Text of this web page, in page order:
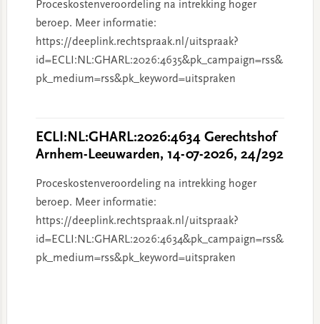
Proceskostenveroordeling na intrekking hoger
beroep. Meer informatie:
https://deeplink.rechtspraak.nl/uitspraak?
id=ECLI:NL:GHARL:2026:4635&pk_campaign=rss&
pk_medium=rss&pk_keyword=uitspraken
ECLI:NL:GHARL:2026:4634 Gerechtshof
Arnhem-Leeuwarden, 14-07-2026, 24/292
Proceskostenveroordeling na intrekking hoger
beroep. Meer informatie:
https://deeplink.rechtspraak.nl/uitspraak?
id=ECLI:NL:GHARL:2026:4634&pk_campaign=rss&
pk_medium=rss&pk_keyword=uitspraken